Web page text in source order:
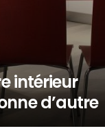
intérieur
d’autre